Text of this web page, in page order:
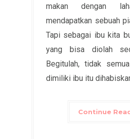
makan dengan
mendapatkan sebuah
Tapi sebagai ibu kita
yang bisa diolah
Begitulah, tidak
dimiliki ibu itu
Continue